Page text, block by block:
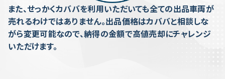
また、せっかくカババを利用いただいても全ての出品車両が
売れるわけではありません。出品価格はカババと相談しな
がら変更可能なので、納得の金額で高値売却にチャレンジ
いただけます。